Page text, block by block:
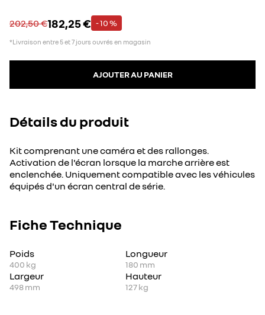
202,50 €182,25 € - 10 %
*Livraison entre 5 et 7 jours ouvrés en magasin
AJOUTER AU PANIER
Détails du produit
Kit comprenant une caméra et des rallonges.
Activation de l'écran lorsque la marche arrière est
enclenchée. Uniquement compatible avec les véhicules
équipés d'un écran central de série.
Fiche Technique
Poids
400 kg
Longueur
180 mm
Largeur
498mm
Hauteur
127kg